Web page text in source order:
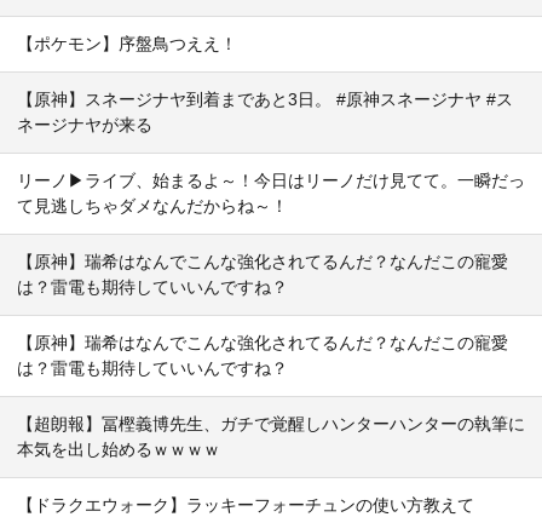
【ポケモン】序盤鳥つええ！
【原神】スネージナヤ到着まであと3日。 #原神スネージナヤ #ス
ネージナヤが来る
リーノ▶ライブ、始まるよ～！今日はリーノだけ見てて。一瞬だっ
て見逃しちゃダメなんだからね～！
【原神】瑞希はなんでこんな強化されてるんだ？なんだこの寵愛
は？雷電も期待していいんですね？
【原神】瑞希はなんでこんな強化されてるんだ？なんだこの寵愛
は？雷電も期待していいんですね？
【超朗報】冨樫義博先生、ガチで覚醒しハンターハンターの執筆に
本気を出し始めるｗｗｗｗ
【ドラクエウォーク】ラッキーフォーチュンの使い方教えて